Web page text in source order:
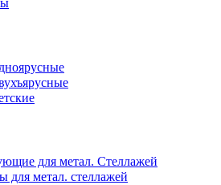
для метал. Стеллажей
для метал. стеллажей